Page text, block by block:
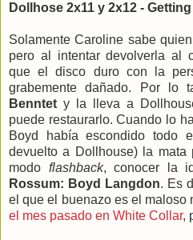
Dollhose 2x11 y 2x12 -
Solamente Caroline sabe
pero al intentar devolverla al
que el disco duro con la
grabemente dañado. Por lo
Benntet y la lleva a
puede restaurarlo. Cuando lo
Boyd había escondido todo
devuelto a Dollhouse) la mata
modo flashback, conocer la
Rossum: Boyd Langdon. Es
el que el buenazo es el maloso
el mes pasado en White Collar,